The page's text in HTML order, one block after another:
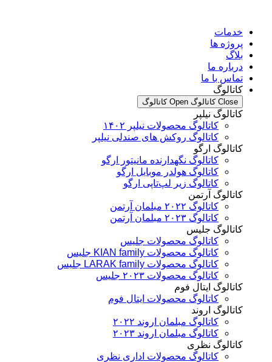
ها
ما
با ما
Open کاتالوگ
نیلپر
کاتالوگ محصولات نیلپر ۱۴۰۲
کاتالوگ روکش های صندلی نیلپر
ارگو
کاتالوگ نگهدارنده مانیتور ارگو
کاتالوگ هولدر موبایل ارگو
کاتالوگ زیر لپ‌تاپی ارگو
آرتمن
کاتالوگ ۲۰۲۲ مبلمان آرتمن
کاتالوگ ۲۰۲۳ مبلمان آرتمن
جلیس
کاتالوگ محصولات جلیس
کاتالوگ محصولات KIAN family جلیس
کاتالوگ محصولات LARAK family جلیس
کاتالوگ محصولات ۲۰۲۳ جلیس
ایتال فوم
کاتالوگ محصولات ایتال فوم
اروند
کاتالوگ مبلمان اروند ۲۰۲۲
کاتالوگ مبلمان اروند ۲۰۲۳
نظری
کاتالوگ محصولات اداری نظری